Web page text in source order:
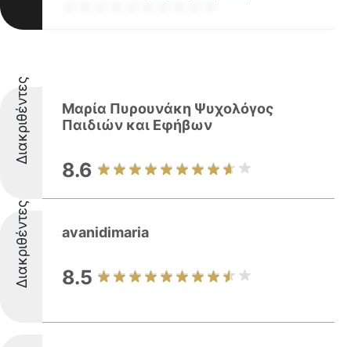
Διακριθέντες
Μαρία Πυρουνάκη Ψυχολόγος
Παιδιών και Εφήβων
8.6
Διακριθέντες avanidimaria
8.5